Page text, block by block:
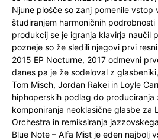
Njune plošče so zanj pomenile vstop
študiranjem harmoničnih podrobnosti
produkcij se je igranja klavirja naučil
pozneje so že sledili njegovi prvi
2015 EP Nocturne, 2017 odmevni
danes pa je že sodeloval z
Tom Misch, Jordan Rakei in Loyle
hiphoperskih podlag do produciranja
komponiranja neoklasične glasbe za
Orchestra in remiksiranja
Blue Note – Alfa Mist je eden najbolj